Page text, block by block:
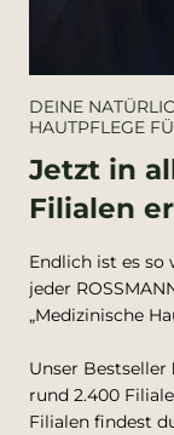
DEINE
HAUTPFLEGE
Jetzt in
Filialen
Endlich ist es so
jeder
„Medizinische
Unser Bestseller
rund 2.400
Filialen findest